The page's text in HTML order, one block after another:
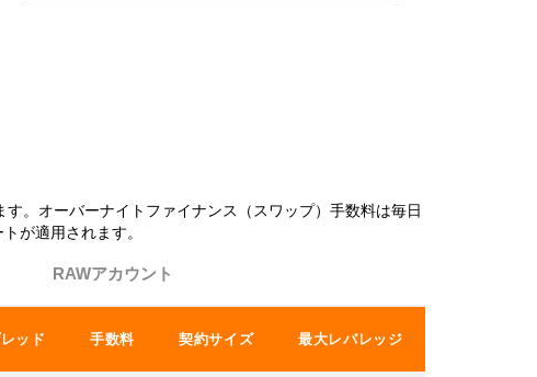
。オーバーナイトファイナンス（スワップ）手数料は毎日
が適用されます。
RAWアカウント
ッド 手数料 契約サイズ 最大レバレッジ